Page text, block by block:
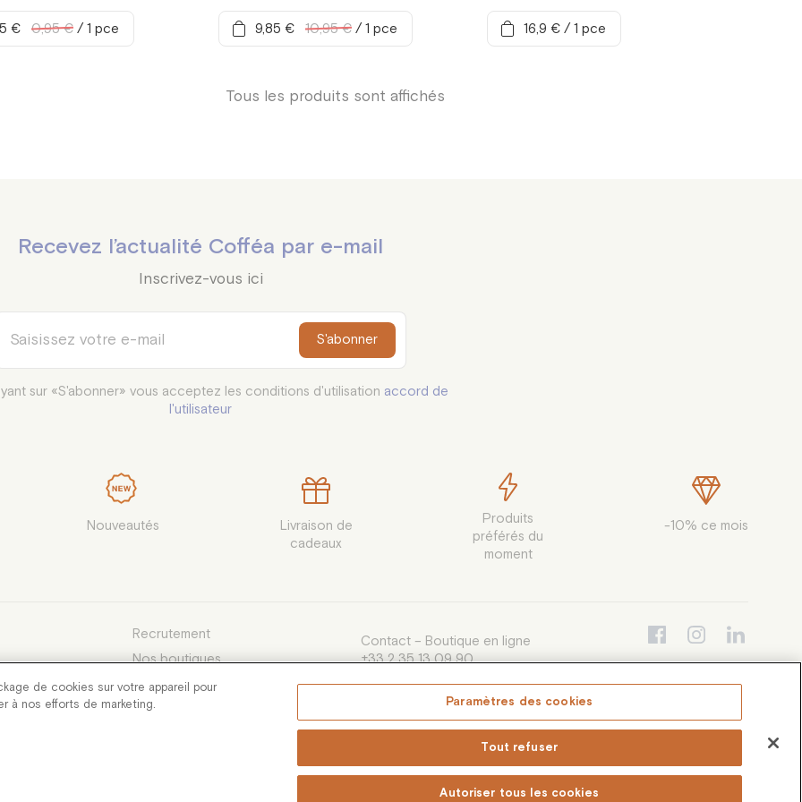
€ 0,95 € /1 pce 9,85 € 10,95 € /1 pce 16,9 € /1 pce
Tous les produits sont affichés
Recevez l’actualité Cofféa par e-mail
Inscrivez-vous ici
S'abonner
sur «S'abonner» vous acceptez les conditions d'utilisation accord de
l'utilisateur
Nouveautés
Livraison de
cadeaux
Produits
préférés du
moment
-10% ce mois
Recrutement
Nos boutiques
Vente
Contact – Boutique en ligne
+33 2 35 13 09 90
13h30 à 16h00, appel non surtaxé
de cookies sur votre appareil pour
à nos efforts de marketing.
Paramètres des cookies
Tout refuser
Autoriser tous les cookies